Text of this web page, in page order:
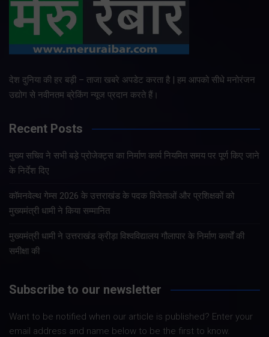
देश दुनिया की हर बड़ी – ताजा खबरे अपडेट करता है | हम आपको सीधे मनोरंजन
उद्योग से नवीनतम ब्रेकिंग न्यूज प्रदान करते हैं।
Recent Posts
मुख्य सचिव ने सभी बड़े प्रोजेक्ट्स का निर्माण कार्य नियमित समय पर पूर्ण किए जाने
के निर्देश दिए
कॉमनवेल्थ गेम्स 2026 के उत्तराखंड के पदक विजेताओं और प्रशिक्षकों को
मुख्यमंत्री धामी ने किया सम्मानित
मुख्यमंत्री धामी ने उत्तराखंड क्रीड़ा विश्वविद्यालय गौलापार के निर्माण कार्यों की
समीक्षा की
Subscribe to our newsletter
Want to be notified when our article is published? Enter your
email address and name below to be the first to know.